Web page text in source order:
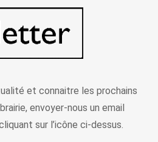
et connaitre les prochains
envoyer-nous un email
sur l’icône ci-dessus.